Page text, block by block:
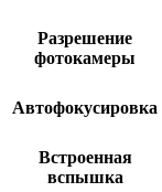
Разрешение
фотокамеры
Автофокусировка
Встроенная
вспышка